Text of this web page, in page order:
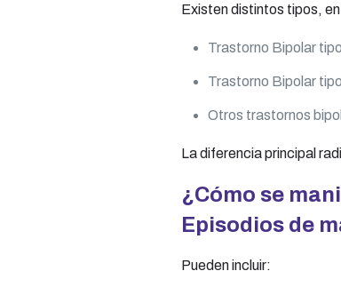
Existen distintos tipos,
Trastorno Bipolar
Trastorno Bipolar
Otros trastornos
La diferencia principal
¿Cómo se
Episodios de
Pueden incluir: